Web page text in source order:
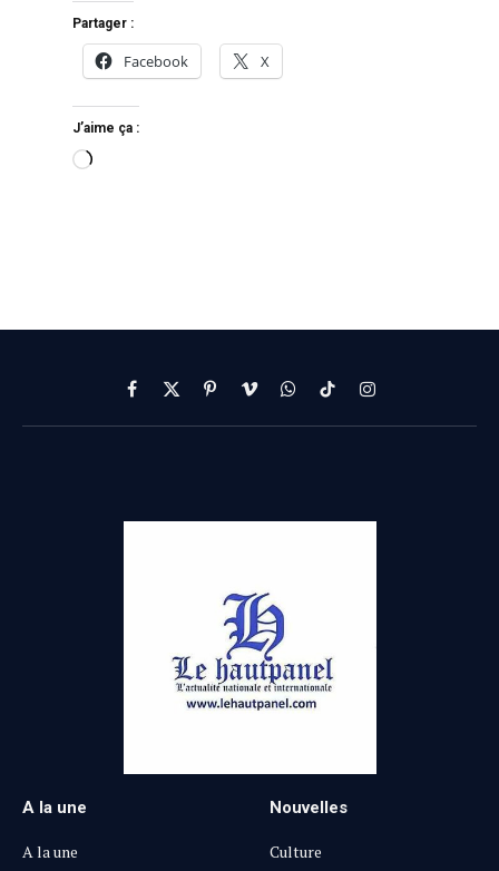
Partager :
Facebook X
J’aime ça :
Facebook
X
(Twitter)
PinterestVimeoWhatsApp
TikTokInstagram
A la une
A la une
Nouvelles
Culture